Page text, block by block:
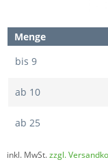
Menge
bis 9
ab 10
ab 25
inkl. MwSt.zzgl.